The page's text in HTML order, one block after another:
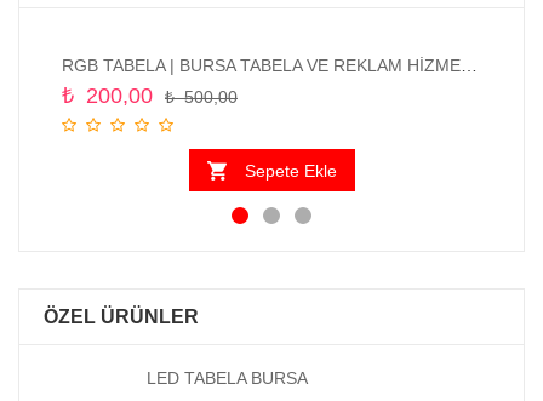
₺500,00
₺ 200,00
Sepete Ekle
ÖZEL ÜRÜNLER
LED TABELA BURSA